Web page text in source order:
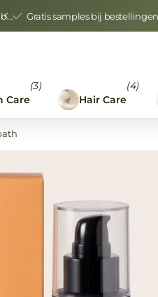
Gratis samples bij
Care
(3)
Hair Care
(4)